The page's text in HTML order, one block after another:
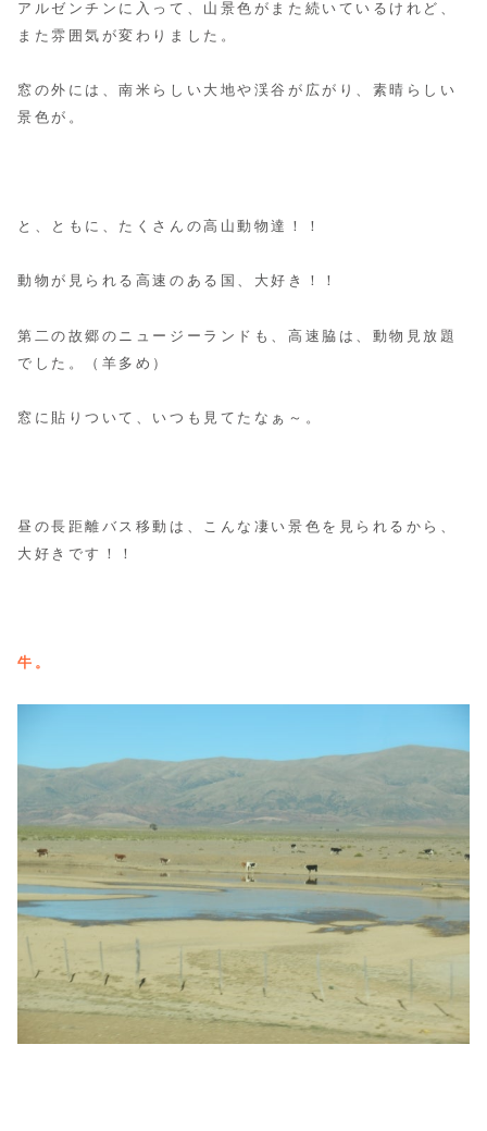
アルゼンチンに入って、山景色がまた続いているけれど、
また雰囲気が変わりました。
窓の外には、南米らしい大地や渓谷が広がり、素晴らしい
景色が。
と、ともに、たくさんの高山動物達！！
動物が見られる高速のある国、大好き！！
第二の故郷のニュージーランドも、高速脇は、動物見放題
でした。（羊多め）
窓に貼りついて、いつも見てたなぁ～。
昼の長距離バス移動は、こんな凄い景色を見られるから、
大好きです！！
牛。